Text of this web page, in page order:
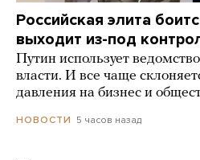
Российская элита
выходит из-под
Путин использует
власти. И все чаще
давления на бизнес и
НОВОСТИ 5 часов назад